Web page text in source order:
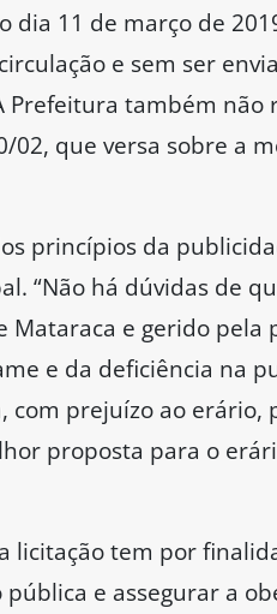
11 de março de
e sem ser
Prefeitura também
02, que versa sobre a
princípios da
“Não há dúvidas de
e gerido pela
e da deficiência na
com prejuízo ao erário,
proposta para o
tem por
e assegurar a